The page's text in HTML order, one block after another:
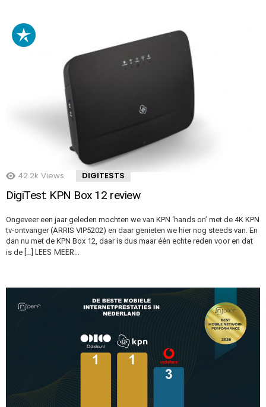
42.2k Views DIGITESTS
DigiTest: KPN Box 12 review
Ongeveer een jaar geleden mochten we van KPN ‘hands on’ met de 4K KPN
tv-ontvanger (ARRIS VIP5202) en daar genieten we hier nog steeds van. En
dan nu met de KPN Box 12, daar is dus maar één echte reden voor en dat
is de […] LEES MEER…